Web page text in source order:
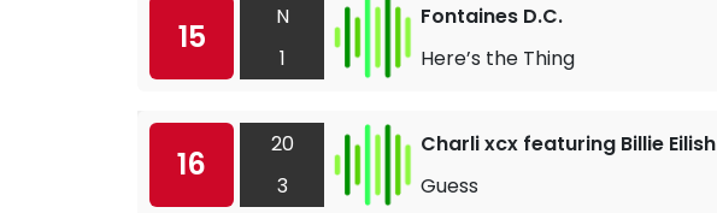
15
N
1
Fontaines D.C.
Here’s the Thing
16
20
3
Charli xcx featuring Billie Eilish
Guess